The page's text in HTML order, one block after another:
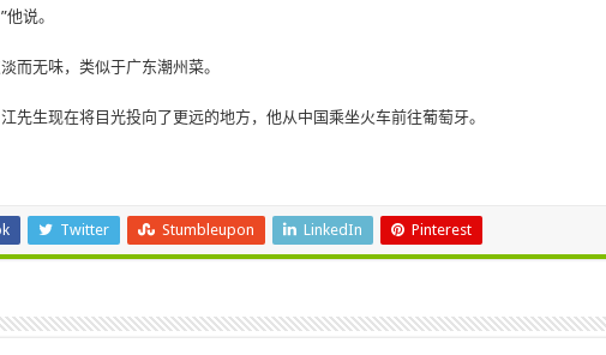
说。
而无味，类似于广东潮州菜。
先生现在将目光投向了更远的地方，他从中国乘坐火车前往葡萄牙。
Twitter Stumbleupon LinkedIn Pinterest